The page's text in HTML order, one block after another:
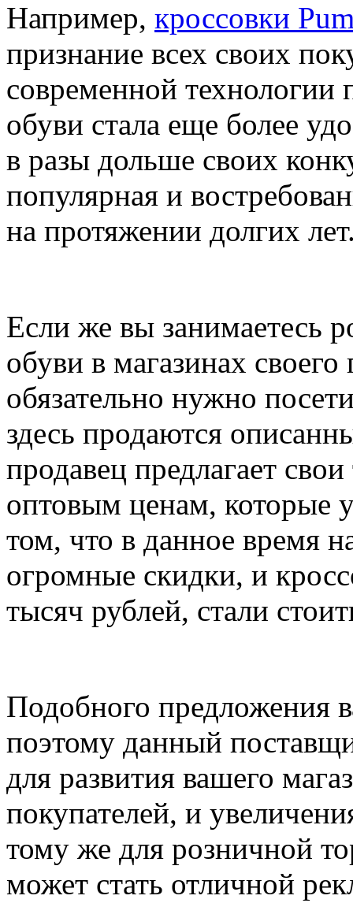
Например, кроссовки
признание всех своих
современной технологии
обуви стала еще более
в разы дольше своих
популярная и
на протяжении долгих
Если же вы занимаетесь
обуви в магазинах
обязательно нужно
здесь продаются
продавец предлагает
оптовым ценам, которые
том, что в данное время
огромные скидки, и
тысяч рублей, стали
Подобного предложения
поэтому данный
для развития вашего
покупателей, и
тому же для розничной
может стать отличной